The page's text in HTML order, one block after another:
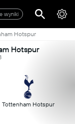
wyniki
Hotspur
Hotspur
Tottenham Hotspur